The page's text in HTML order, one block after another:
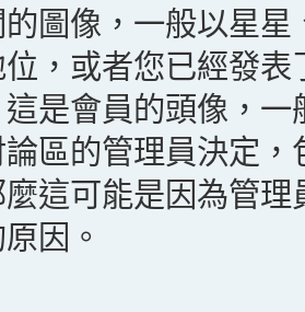
圖像，一般以星
，或者您已經發
是會員的頭像，
區的管理員決定
這可能是因為管
因。